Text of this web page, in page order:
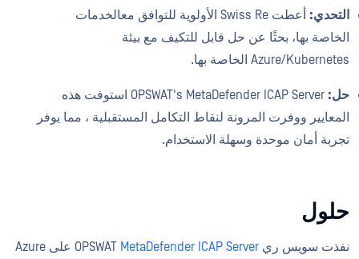
التحدي:
أعطت Swiss Re الأولوية للتوافق معالخدمات
الخاصة بها، بحثًا عن حل قابل للتكيف مع بيئة
Azure/Kubernetes الخاصة بها.
حل:
OPSWAT's MetaDefender ICAP Server استوفت هذه
المعايير ووفرت المرونة لنقاط التكامل المستقبلية ، مما يوفر
تجربة أمان موحدة وسهلة الاستخدام.
حلول
نفذت سويس ري OPSWAT MetaDefender ICAP Server
على Azure